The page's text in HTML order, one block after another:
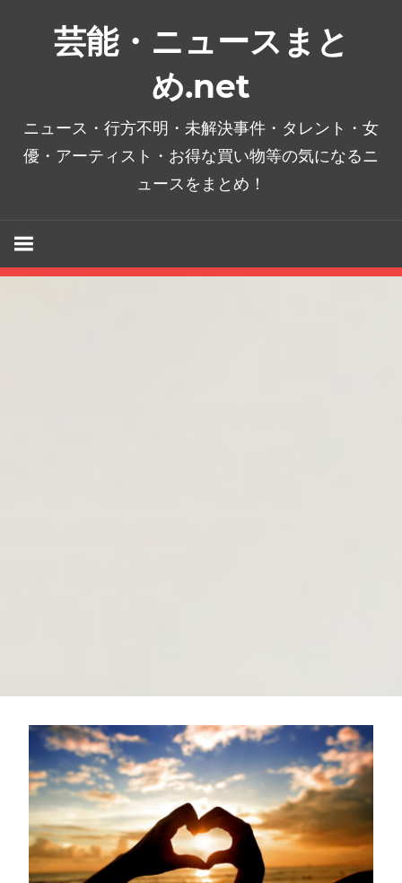
芸能・ニュースまと
め.net
ニュース・行方不明・未解決事件・タレント・女
優・アーティスト・お得な買い物等の気になるニ
ュースをまとめ！